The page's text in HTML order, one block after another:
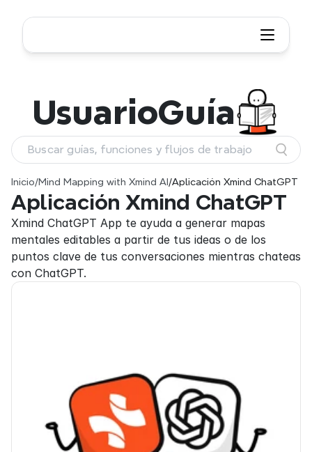
Inicio/Mind Mapping with Xmind AI /Aplicación Xmind ChatGPT
Aplicación Xmind ChatGPT
Xmind ChatGPT App te ayuda a generar mapas
mentales editables a partir de tus ideas o de los
puntos clave de tus conversaciones mientras chateas
con ChatGPT.
UsuarioGuía
Buscar guías, funciones y flujos de trabajo